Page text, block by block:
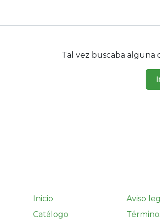
Tal vez buscaba alguna
Inicio
Catálogo
Aviso